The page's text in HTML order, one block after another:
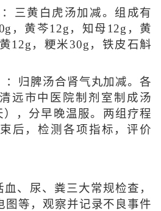
三黄白虎汤加减。组成有
，黄芩12g，知母12g，黄
12g，粳米30g，铁皮石斛
：归脾汤合肾气丸加减。各
远市中医院制剂室制成汤
），分早晚温服。两组疗程
后，检测各项指标，评价
、尿、粪三大常规检查，
图等，观察并记录不良事件